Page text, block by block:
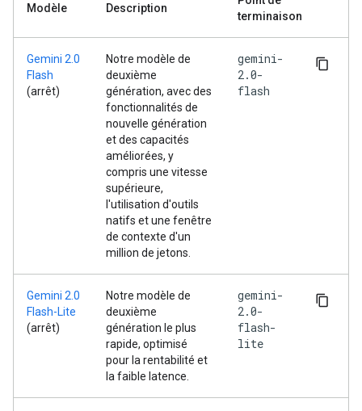
Modèle Description
terminaison
Gemini 2.0
Flash
(arrêt)
Notre modèle de
deuxième
génération, avec des
fonctionnalités de
nouvelle génération
et des capacités
améliorées, y
compris une vitesse
supérieure,
l'utilisation d'outils
natifs et une fenêtre
de contexte d'un
million de jetons.
gemini-
2.0-
flash
Gemini 2.0
Flash-Lite
(arrêt)
Notre modèle de
deuxième
génération le plus
rapide, optimisé
pour la rentabilité et
la faible latence.
gemini-
2.0-
flash-
lite